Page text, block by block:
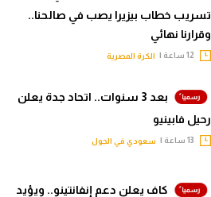
تسريب خطاب بيزيرا يصب في صالحنا..
وقرارنا نهائي
الكرة المصرية
بعد 3 سنوات.. اتحاد جدة يعلن
رحيل فابينيو
سعودي في الجول
كاف يعلن دعم إنفانتينو.. ويؤيد